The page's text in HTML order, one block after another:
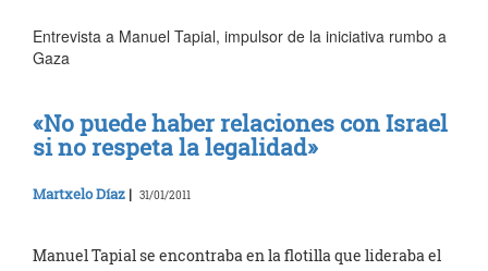
Entrevista a Manuel Tapial, impulsor de la iniciativa rumbo a
Gaza
«No puede haber relaciones con Israel
si no respeta la legalidad»
Martxelo Díaz | 31/01/2011
Manuel Tapial se encontraba en la flotilla que lideraba el